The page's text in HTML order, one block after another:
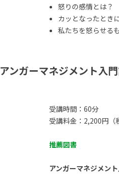
怒りの感情とは？
カッとなったとき
私たちを怒らせる
アンガーマネジメント入
受講時間：60分
受講料金：2,200円（
推薦図書
アンガーマネジメン